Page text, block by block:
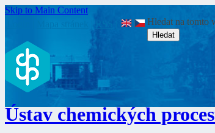
Skip to Main Content
RSS Hledat na tomto
Ústav chemických